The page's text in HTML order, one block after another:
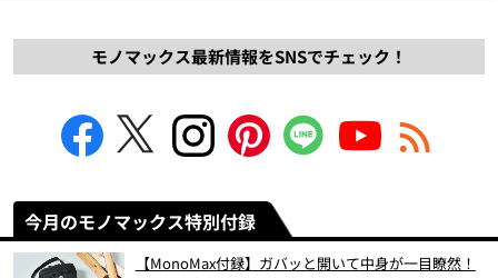
モノマックス最新情報をSNSでチェック！
今月のモノマックス特別付録
【MonoMax付録】ガバッと開いて中身が一目瞭然！